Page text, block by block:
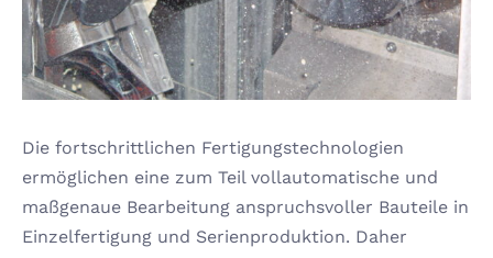
Die fortschrittlichen Fertigungstechnologien
ermöglichen eine zum Teil vollautomatische und
maßgenaue Bearbeitung anspruchsvoller Bauteile in
Einzelfertigung und Serienproduktion. Daher